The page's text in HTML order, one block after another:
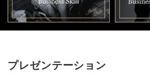
プレゼンテーション